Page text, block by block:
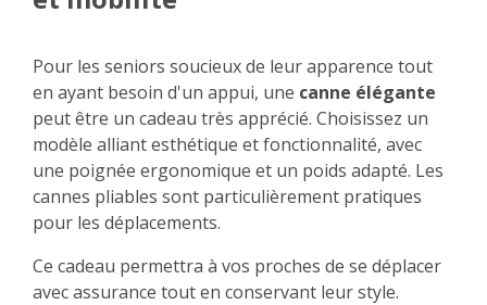
Pour les seniors soucieux de leur apparence tout
en ayant besoin d'un appui, une canne élégante
peut être un cadeau très apprécié. Choisissez un
modèle alliant esthétique et fonctionnalité, avec
une poignée ergonomique et un poids adapté. Les
cannes pliables sont particulièrement pratiques
pour les déplacements.
Ce cadeau permettra à vos proches de se déplacer
avec assurance tout en conservant leur style.